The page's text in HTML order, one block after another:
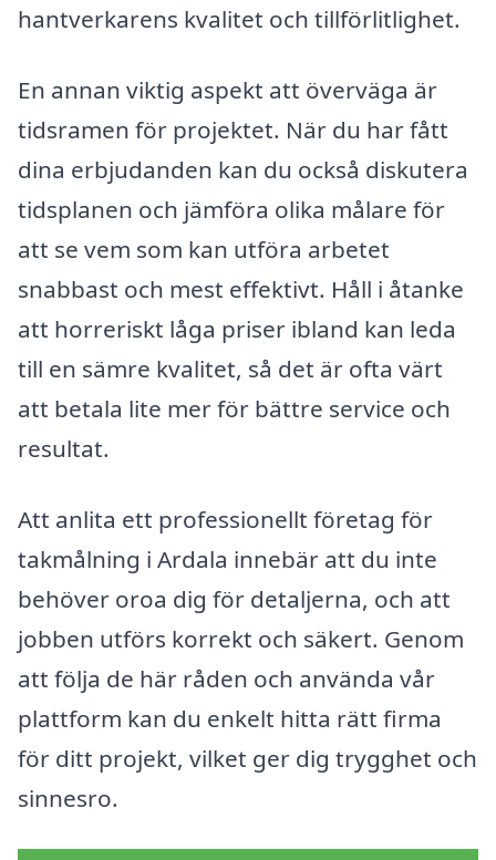
hantverkarens kvalitet och tillförlitlighet.
En annan viktig aspekt att överväga är
tidsramen för projektet. När du har fått
dina erbjudanden kan du också diskutera
tidsplanen och jämföra olika målare för
att se vem som kan utföra arbetet
snabbast och mest effektivt. Håll i åtanke
att horreriskt låga priser ibland kan leda
till en sämre kvalitet, så det är ofta värt
att betala lite mer för bättre service och
resultat.
Att anlita ett professionellt företag för
takmålning i Ardala innebär att du inte
behöver oroa dig för detaljerna, och att
jobben utförs korrekt och säkert. Genom
att följa de här råden och använda vår
plattform kan du enkelt hitta rätt firma
för ditt projekt, vilket ger dig trygghet och
sinnesro.